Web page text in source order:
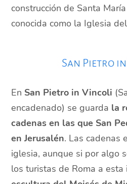
construcción de Santa
conocida como la Iglesia
San Pietro
En San Pietro in Vincoli
encadenado) se guarda la
cadenas en las que San
en Jerusalén. Las cadenas
iglesia, aunque si por algo
los turistas de Roma a